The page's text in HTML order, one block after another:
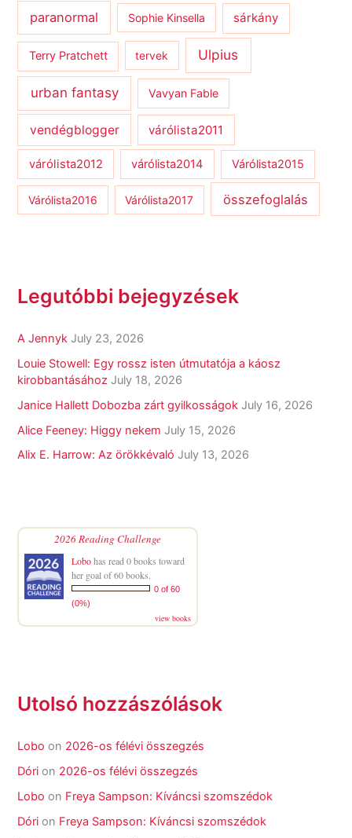
paranormal Sophie Kinsella sárkány
Terry Pratchett tervek Ulpius
urban fantasy Vavyan Fable
vendégblogger várólista2011
várólista2012 várólista2014 Várólista2015
Várólista2016 Várólista2017 összefoglalás
Legutóbbi bejegyzések
A Jennyk July 23, 2026
Louie Stowell: Egy ​rossz isten útmutatója a káosz
kirobbantásához July 18, 2026
Janice Hallett Dobozba zárt gyilkosságok July 16, 2026
Alice Feeney: Higgy nekem July 15, 2026
Alix E. Harrow: Az örökkévaló July 13, 2026
2026 Reading Challenge
Lobohas read 0 books toward
her goal of 60 books.
0 of 60
(0%)
view books
Utolsó hozzászólások
Lobo on 2026-os félévi összegzés
Dóri on 2026-os félévi összegzés
Lobo on Freya Sampson: Kíváncsi szomszédok
Dóri on Freya Sampson: Kíváncsi szomszédok